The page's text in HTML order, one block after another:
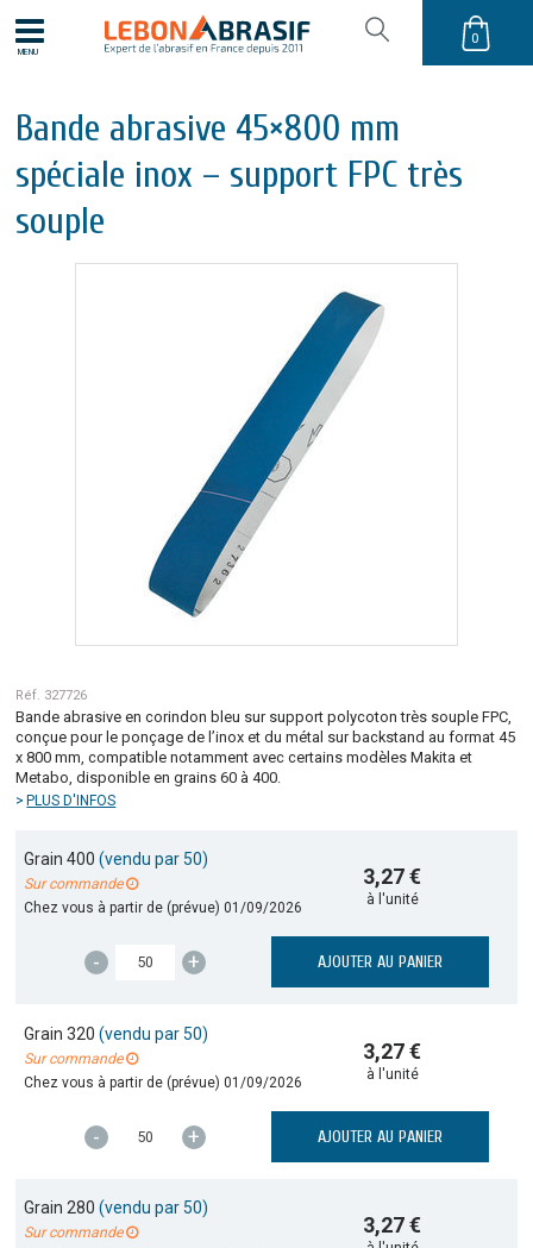
MENU
0
Bande abrasive 45×800 mm
spéciale inox – support FPC très
souple
Réf. 327726
Bande abrasive en corindon bleu sur support polycoton très souple FPC,
conçue pour le ponçage de l’inox et du métal sur backstand au format 45
x 800 mm, compatible notamment avec certains modèles Makita et
Metabo, disponible en grains 60 à 400.
PLUS D'INFOS
Grain 400(vendu par 50)
Sur commande
Chez vous à partir de (prévue)01/09/2026
3,27 €
à l'unité
- + AJOUTER AU PANIER
Grain 320(vendu par 50)
Sur commande
Chez vous à partir de (prévue)01/09/2026
3,27 €
à l'unité
- + AJOUTER AU PANIER
Grain 280(vendu par 50)
Sur commande
3,27 €